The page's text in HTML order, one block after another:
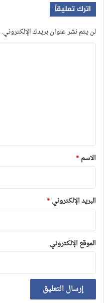
اترك تعليقاً
لن يتم نشر عنوان بريدك الإلكتروني.
*
الاسم *
البريد الإلكتروني *
الموقع الإلكتروني